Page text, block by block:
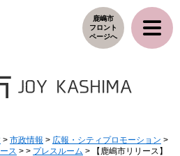
鹿嶋市
フロント
ページへ
> 市政情報 > 広報・シティプロモーション >
ス > > プレスルーム >
【鹿嶋市リリース】